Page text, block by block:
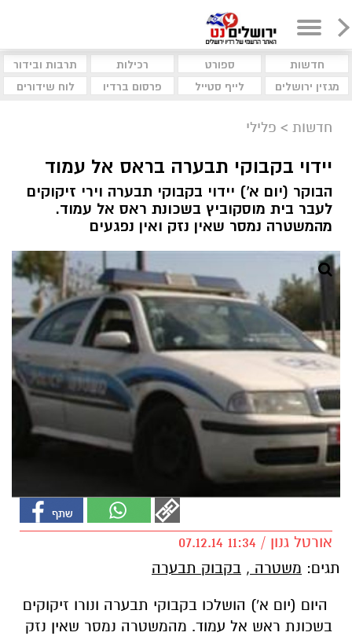
חדשות ספורט רכילות
תרבות ובידור
מגזין ירושלים
לייף סטייל פרסום ברדיו לוח שידורים
חדשות > פלילי
יידוי בקבוקי תבערה בראס אל עמוד
הבוקר (יום א') יידוי בקבוקי תבערה וירי זיקוקים
לעבר בית מוסקוביץ בשכונת ראס אל עמוד.
מהמשטרה נמסר שאין נזק ואין נפגעים
אורטל גנון / 11:34 07.12.14
תגים: משטרה , בקבוק תבערה
היום (יום א') הושלכו בקבוקי תבערה ונורו זיקוקים
בשכונת ראש אל עמוד. מהמשטרה נמסר שאין נזק